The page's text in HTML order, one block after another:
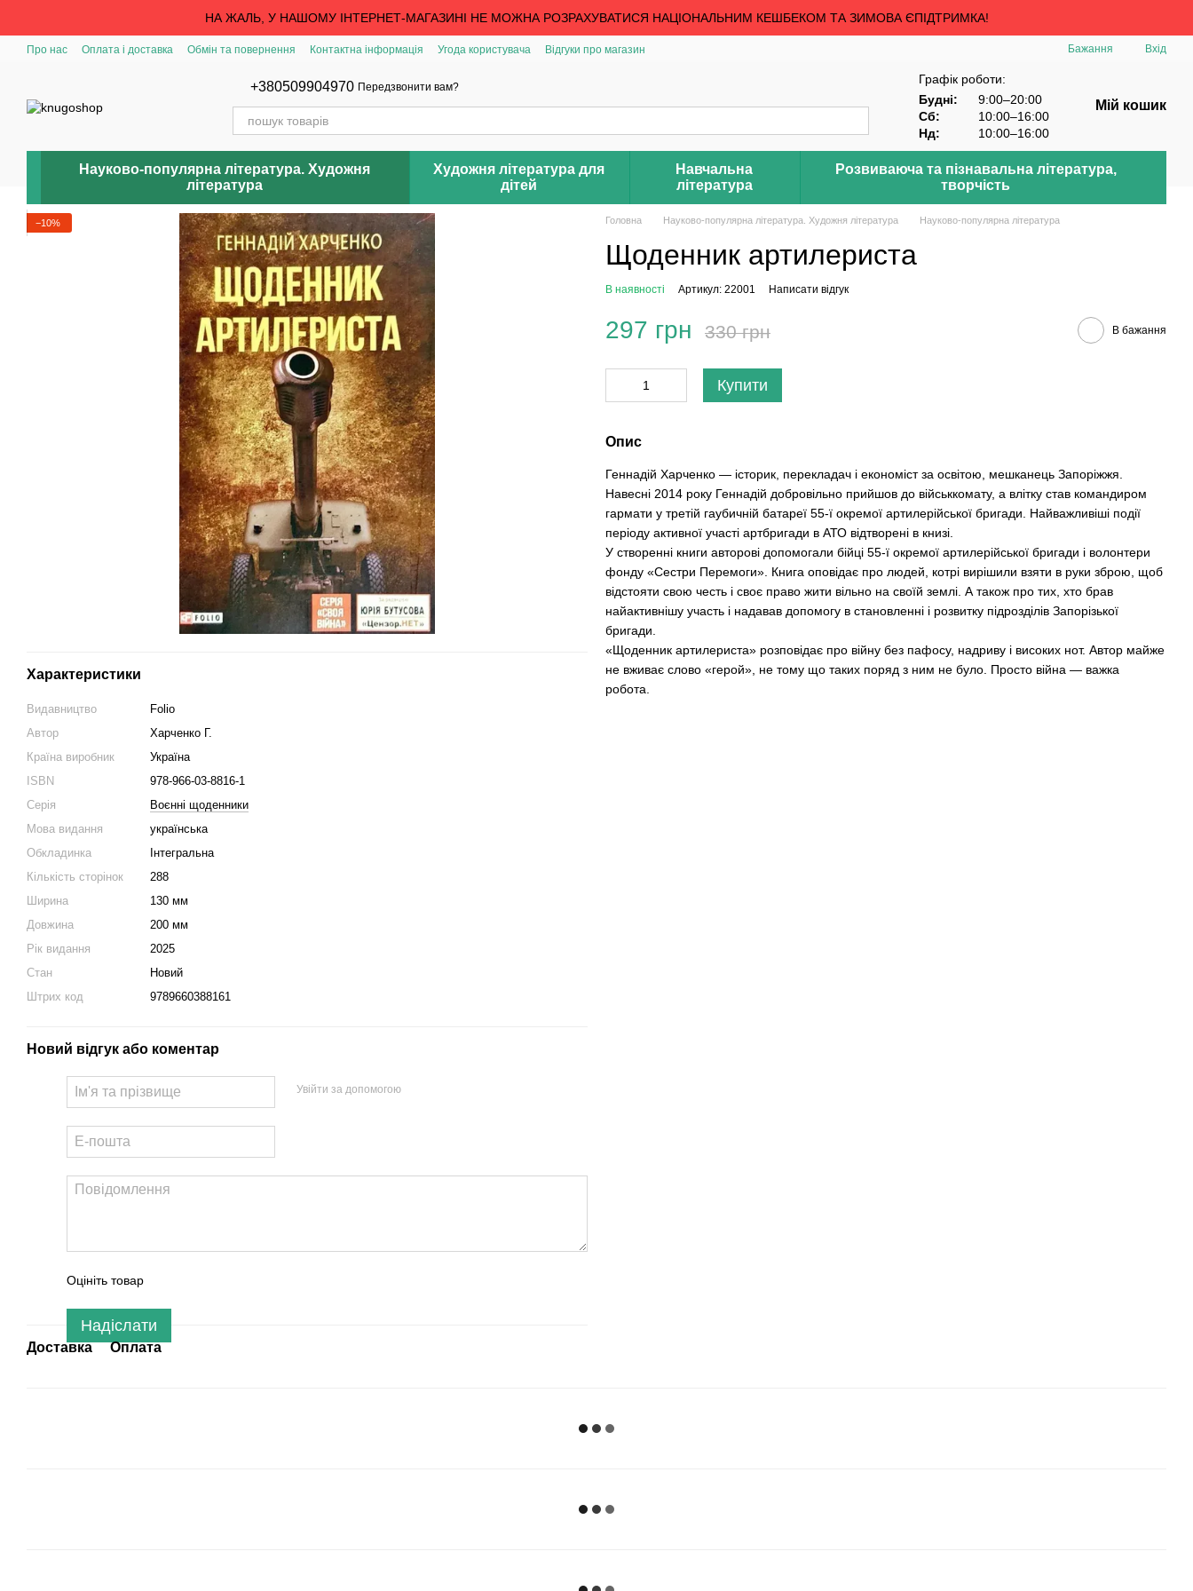
НА ЖАЛЬ, У НАШОМУ ІНТЕРНЕТ-МАГАЗИНІ НЕ МОЖНА РОЗРАХУВАТИСЯ НАЦІОНАЛЬНИМ КЕШБЕКОМ ТА ЗИМОВА ЄПІДТРИМКА!
Про нас Оплата і доставка Обмін та повернення Контактна інформація Угода користувача Відгуки про магазин Бажання Вхід
+380509904970 Передзвонити вам?
Графік роботи:
Будні:
9:00–20:00
Сб:
10:00–16:00
Нд:
10:00–16:00
Мій кошик
Науково-популярна література. Художня
література
Художня література для
дітей
Навчальна
література
Розвиваюча та пізнавальна література,
творчість
−10%
Характеристики
Видавництво
Folio
Автор
Харченко Г.
Країна виробник
Україна
ISBN
978-966-03-8816-1
Серія
Воєнні щоденники
Мова видання
українська
Обкладинка
Інтегральна
Кількість сторінок
288
Ширина
130 мм
Довжина
200 мм
Рік видання
2025
Стан
Новий
Штрих код
9789660388161
Новий відгук або коментар
Увійти за допомогою
Оцініть товар
Надіслати
Доставка Оплата
Головна Науково-популярна література. Художня література Науково-популярна література
Щоденник артилериста
В наявності Артикул: 22001 Написати відгук
297 грн 330 грн В бажання
Купити
Опис
Геннадій Харченко — історик, перекладач і економіст за освітою, мешканець Запоріжжя.
Навесні 2014 року Геннадій добровільно прийшов до військкомату, а влітку став командиром
гармати у третій гаубичній батареї 55-ї окремої артилерійської бригади. Найважливіші події
періоду активної участі артбригади в АТО відтворені в книзі.
У створенні книги авторові допомогали бійці 55-ї окремої артилерійської бригади і волонтери
фонду «Сестри Перемоги». Книга оповідає про людей, котрі вирішили взяти в руки зброю, щоб
відстояти свою честь і своє право жити вільно на своїй землі. А також про тих, хто брав
найактивнішу участь і надавав допомогу в становленні і розвитку підрозділів Запорізької
бригади.
«Щоденник артилериста» розповідає про війну без пафосу, надриву і високих нот. Автор майже
не вживає слово «герой», не тому що таких поряд з ним не було. Просто війна — важка
робота.